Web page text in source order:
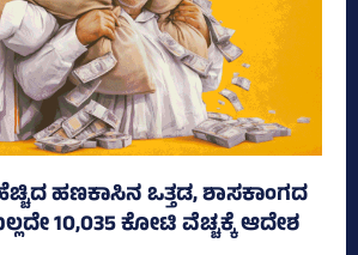
ಹಣಕಾಸಿನ ಒತ್ತಡ, ಶಾಸಕಾಂಗದ
10,035 ಕೋಟಿ ವೆಚ್ಚಕ್ಕೆ ಆದೇಶ